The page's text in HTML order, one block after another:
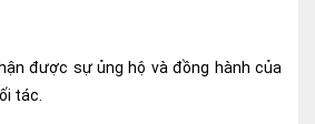
lọc NIPT
được sự ủng hộ và đồng hành của
tác.